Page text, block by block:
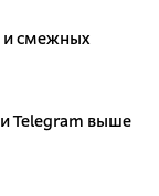
и смежных
и Telegram выше